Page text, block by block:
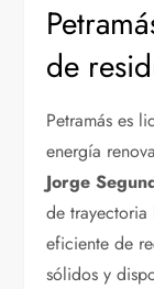
de
Petramás es
energía
Jorge
de
eficiente de
sólidos y